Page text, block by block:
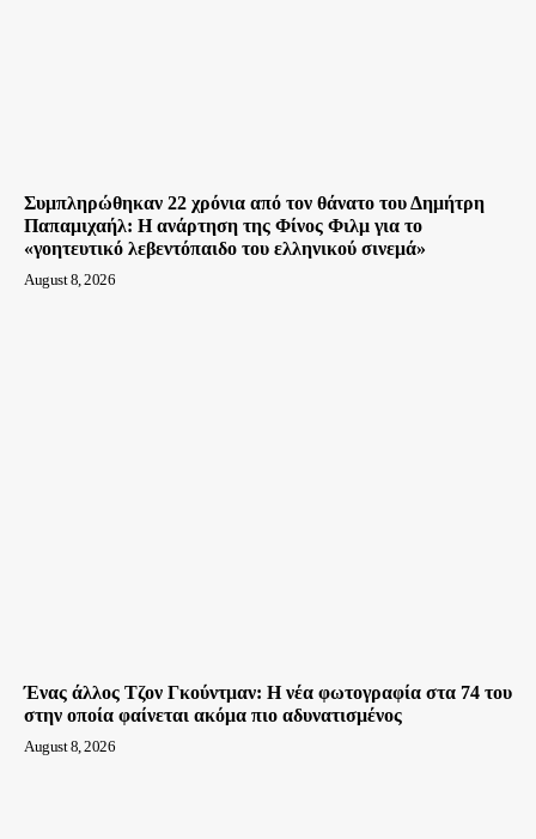
Συμπληρώθηκαν 22 χρόνια από τον θάνατο του Δημήτρη
Παπαμιχαήλ: Η ανάρτηση της Φίνος Φιλμ για το
«γοητευτικό λεβεντόπαιδο του ελληνικού σινεμά»
August 8, 2026
Ένας άλλος Τζον Γκούντμαν: H νέα φωτογραφία στα 74 του
στην οποία φαίνεται ακόμα πιο αδυνατισμένος
August 8, 2026